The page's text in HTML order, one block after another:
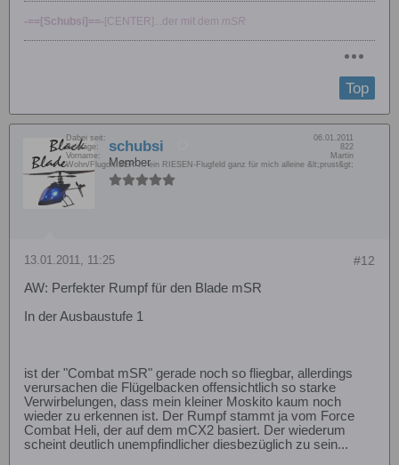
-==[Schubsi]==-[CENTER]...der mit dem mSR
Top
schubsi
Member
Dabei seit:
06.01.2011
Beiträge:
822
Vorname:
Martin
Wohn/Flugort:BER ... ein RIESEN-Flugfeld ganz für mich alleine &lt;prust&gt;
#12
13.01.2011, 11:25
AW: Perfekter Rumpf für den Blade mSR
In der Ausbaustufe 1
ist der "Combat mSR" gerade noch so fliegbar, allerdings
verursachen die Flügelbacken offensichtlich so starke
Verwirbelungen, dass mein kleiner Moskito kaum noch
wieder zu erkennen ist. Der Rumpf stammt ja vom Force
Combat Heli, der auf dem mCX2 basiert. Der wiederum
scheint deutlich unempfindlicher diesbezüglich zu sein...